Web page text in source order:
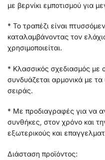
με βερνίκι εμποτισμού για
* Το τραπέζι είναι
καταλαμβάνοντας τον
χρησιμοποιείται.
* Κλασσικός σχεδιασμός με
συνδυάζεται αρμονικά με τα
σειράς.
* Με προδιαγραφές για να
συνθήκες, στον χρόνο και
εξωτερικούς και
Διάσταση προϊόντος: